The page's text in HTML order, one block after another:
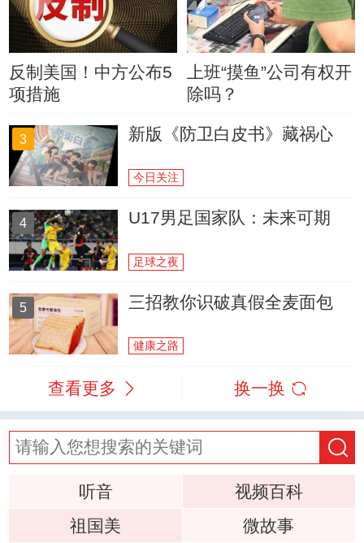
反制美国！中方公布5
项措施
上班“摸鱼”公司有权开
除吗？
3 新版《防卫白皮书》藏祸心
今日关注
4 U17男足国家队：未来可期
足球之夜
5 三招教你识破真假全麦面包
健康之路
查看更多 换一换
听音
视频百科
祖国美
微故事